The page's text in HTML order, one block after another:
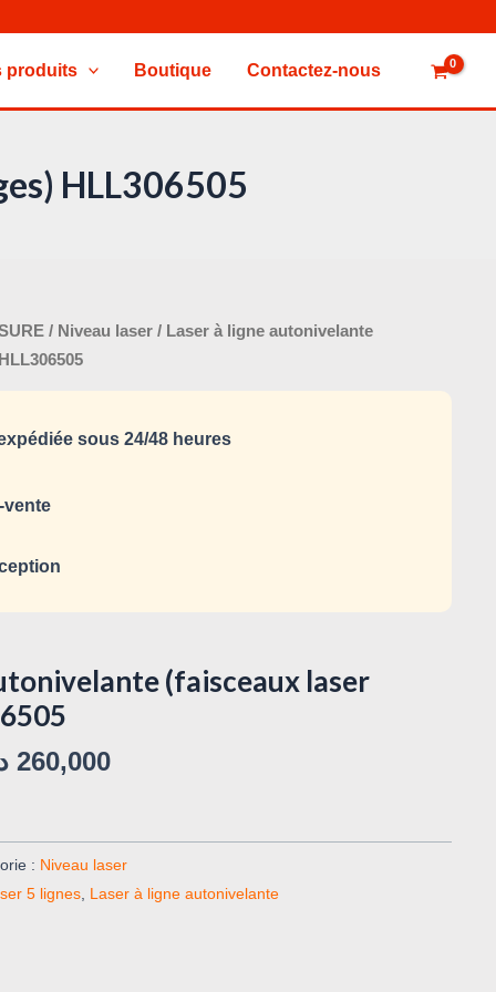
produits Boutique Contactez-nous
HLL306505
/ Niveau laser/ Laser à ligne autonivelante
sous 24/48 heures
vente
(faisceaux laser
330,000 د.ت.
260,000
Le
: Niveau laser
5 lignes, Laser à ligne autonivelante